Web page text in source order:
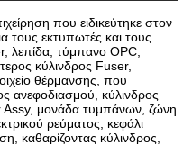
που ειδικεύτηκε στον
τους εκτυπωτές και τους
λεπίδα, τύμπανο OPC,
κύλινδρος Fuser,
θέρμανσης, που
ανεφοδιασμού, κύλινδρος
Assy, μονάδα τυμπάνων, ζώνη
ρεύματος, κεφάλι
καθαρίζοντας κύλινδρος,